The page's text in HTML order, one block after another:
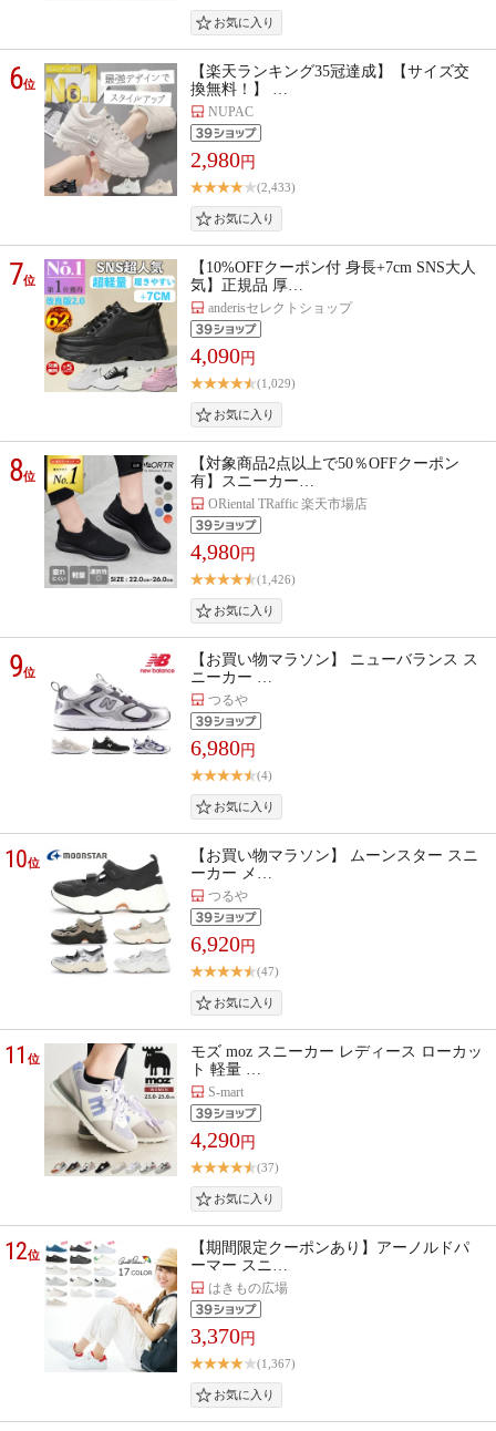
6位
【楽天ランキング35冠達成】【サイズ交
換無料！】 …
NUPAC
2,980円
(2,433)
7位
【10%OFFクーポン付 身長+7cm SNS大人
気】正規品 厚…
anderisセレクトショップ
4,090円
(1,029)
8位
【対象商品2点以上で50％OFFクーポン
有】スニーカー…
ORiental TRaffic 楽天市場店
4,980円
(1,426)
9位
【お買い物マラソン】 ニューバランス ス
ニーカー …
つるや
6,980円
(4)
10位
【お買い物マラソン】 ムーンスター スニ
ーカー メ…
つるや
6,920円
(47)
11位
モズ moz スニーカー レディース ローカッ
ト 軽量 …
S-mart
4,290円
(37)
12位
【期間限定クーポンあり】アーノルドパ
ーマー スニ…
はきもの広場
3,370円
(1,367)